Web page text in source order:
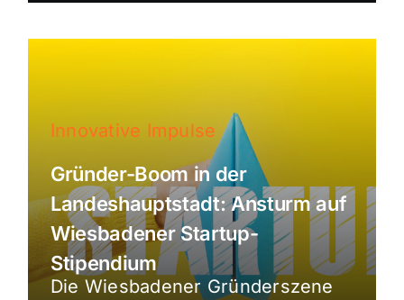
Innovative Impulse
Gründer-Boom in der
Landeshauptstadt: Ansturm auf
Wiesbadener Startup-
Stipendium
Die Wiesbadener Gründerszene